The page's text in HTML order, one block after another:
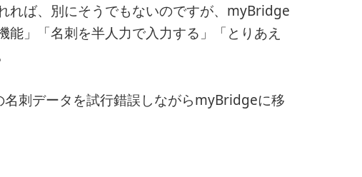
れば、別にそうでもないのですが、myBridge
」「名刺を半人力で入力する」「とりあえ
刺データを試行錯誤しながらmyBridgeに移